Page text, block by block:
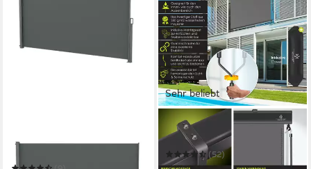
Sehr beliebt
KESSER
Senkrechtmarkise
(52)